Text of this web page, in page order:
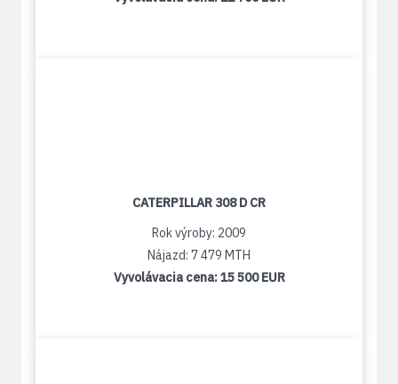
CATERPILLAR 308 D CR
Rok výroby: 2009
Nájazd: 7 479 MTH
Vyvolávacia cena:15 500 EUR